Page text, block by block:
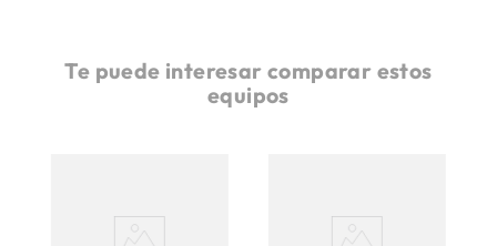
Te puede interesar comparar estos
equipos